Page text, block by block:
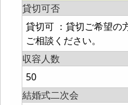
貸切可否
貸切可 ：貸切ご希望の
ご相談ください。
収容人数
50
結婚式二次会